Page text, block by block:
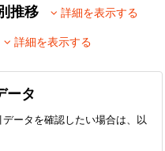
別推移 詳細を表示する
詳細を表示する
ータ
ータを確認したい場合は、以